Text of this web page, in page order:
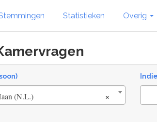
Statistieken Overig
×
(N.L.)